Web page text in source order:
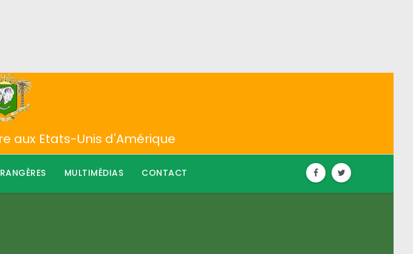
aux Etats-Unis d'Amérique
MULTIMÉDIAS CONTACT